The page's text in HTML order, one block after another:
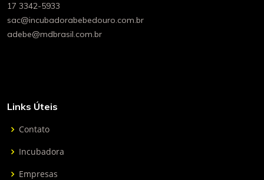
17 3342-5933
sac@incubadorabebedouro.com.br
adebe@mdbrasil.com.br
Links Úteis
Contato
Incubadora
Empresas